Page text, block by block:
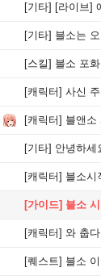
[기타] [라이브]
[기타] 블소는
[스킬] 블소 포
[캐릭터] 사신
[캐릭터] 블앤소
[기타] 안녕하세
[캐릭터] 블소시
[가이드] 블소
[캐릭터] 와 춥다
[퀘스트] 블소 이